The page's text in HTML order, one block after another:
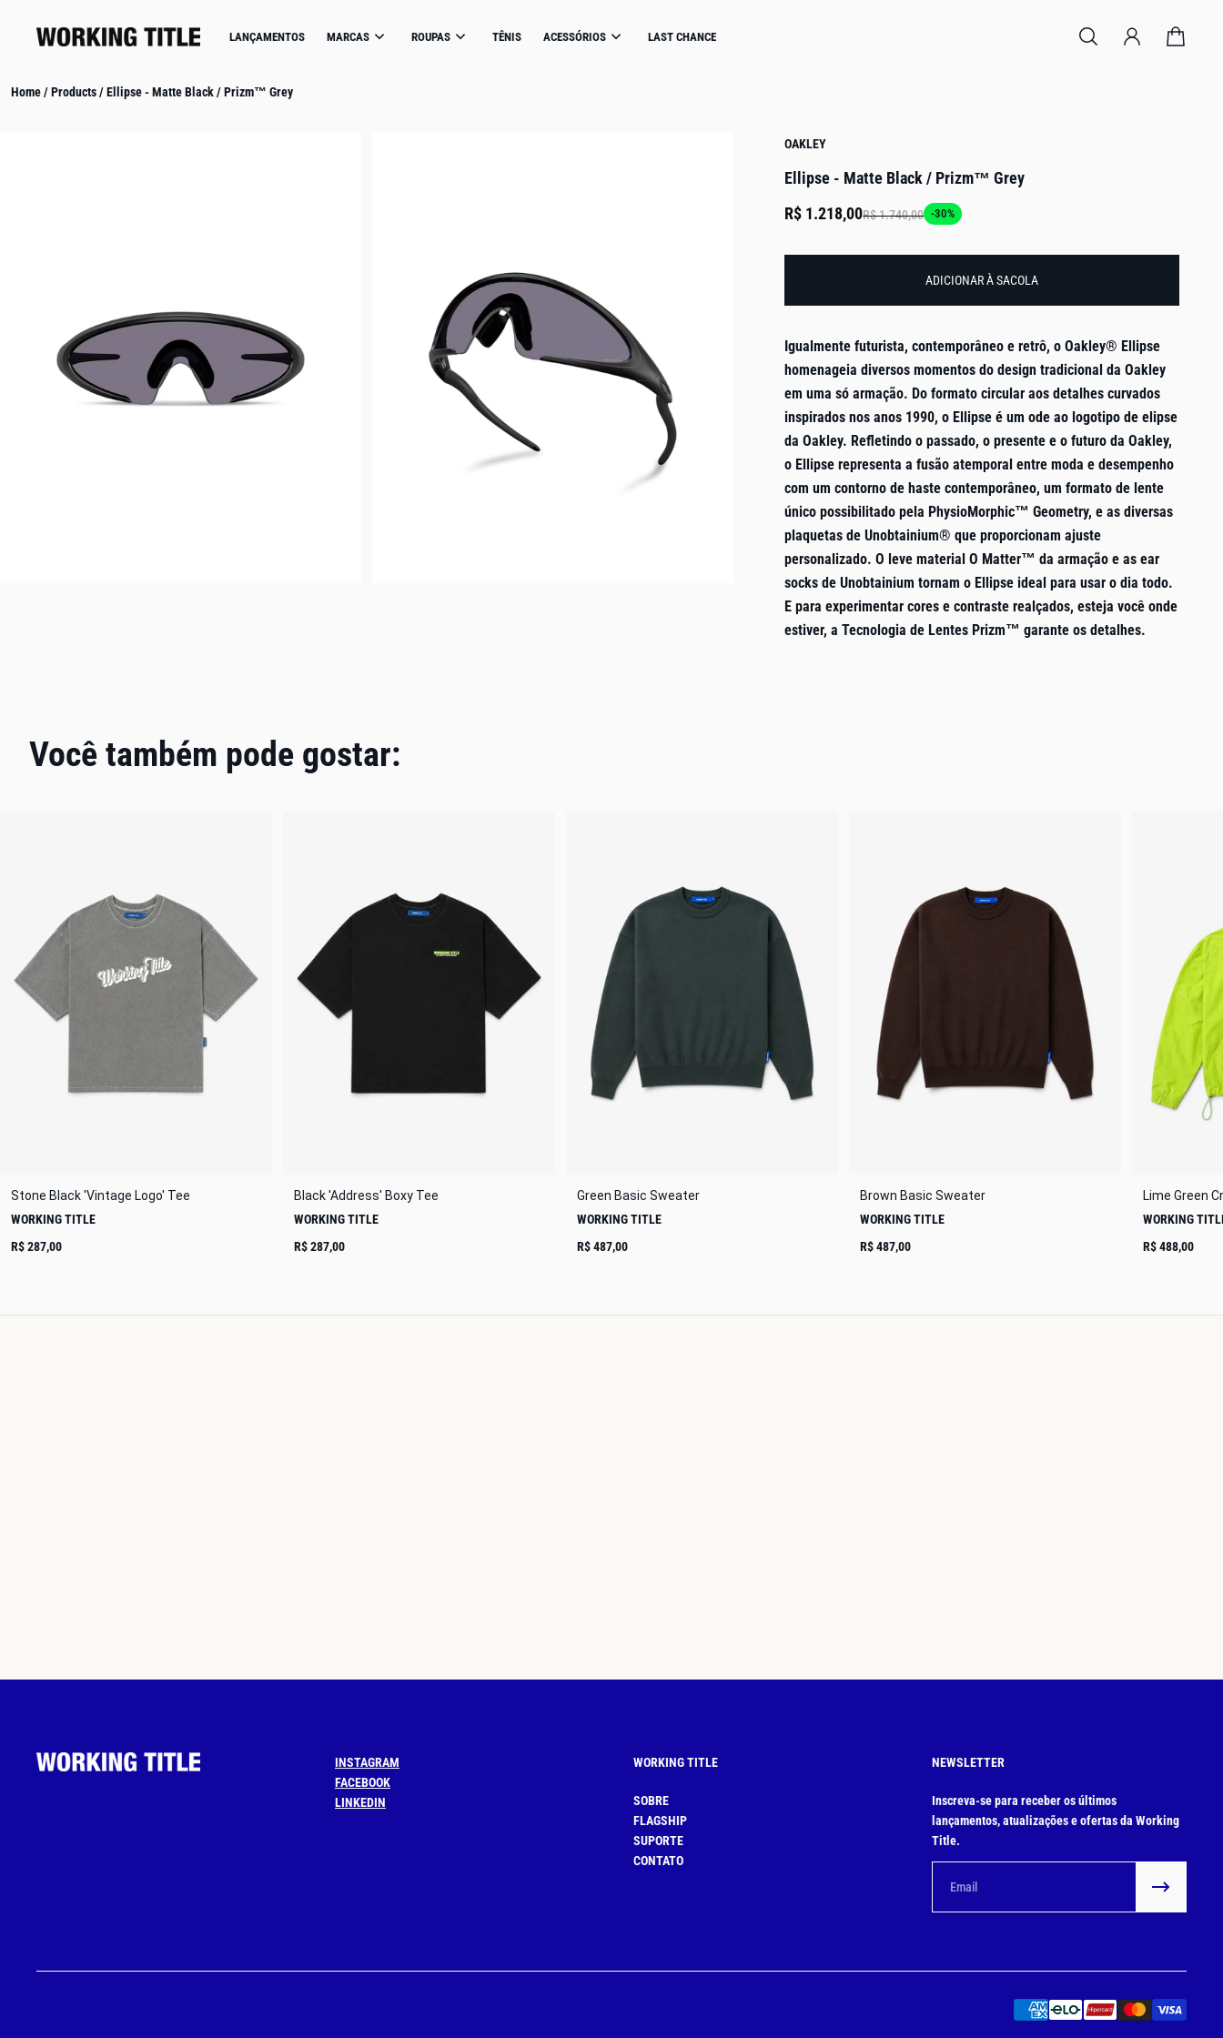
TO CONTENT
LANÇAMENTOS MARCAS ROUPAS TÊNIS ACESSÓRIOS LAST CHANCE
Home/Products/Ellipse - Matte Black / Prizm™ Grey
OAKLEY
Ellipse - Matte Black / Prizm™ Grey
R$ 1.218,00R$ 1.740,00 -30%
ADICIONAR À SACOLA
Igualmente futurista, contemporâneo e retrô, o Oakley® Ellipse
homenageia diversos momentos do design tradicional da Oakley
em uma só armação. Do formato circular aos detalhes curvados
inspirados nos anos 1990, o Ellipse é um ode ao logotipo de elipse
da Oakley. Refletindo o passado, o presente e o futuro da Oakley,
o Ellipse representa a fusão atemporal entre moda e desempenho
com um contorno de haste contemporâneo, um formato de lente
único possibilitado pela PhysioMorphic™ Geometry, e as diversas
plaquetas de Unobtainium® que proporcionam ajuste
personalizado. O leve material O Matter™ da armação e as ear
socks de Unobtainium tornam o Ellipse ideal para usar o dia todo.
E para experimentar cores e contraste realçados, esteja você onde
estiver, a Tecnologia de Lentes Prizm™ garante os detalhes.
Você também pode gostar:
Stone Black 'Vintage Logo' Tee
WORKING TITLE
R$ 287,00
Black 'Address' Boxy Tee
WORKING TITLE
R$ 287,00
Green Basic Sweater
WORKING TITLE
R$ 487,00
Brown Basic Sweater
WORKING TITLE
R$ 487,00
Lime Green
WORKING
R$ 488,00
INSTAGRAM
FACEBOOK
LINKEDIN
WORKING TITLE
SOBRE
FLAGSHIP
SUPORTE
CONTATO
NEWSLETTER
Inscreva-se para receber os últimos
lançamentos, atualizações e ofertas da Working
Title.